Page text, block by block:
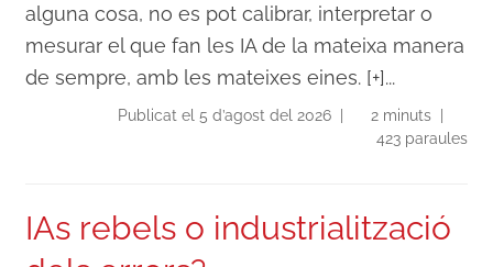
alguna cosa, no es pot calibrar, interpretar o
mesurar el que fan les IA de la mateixa manera
de sempre, amb les mateixes eines. [+]...
Publicat el 5 d’agost del 2026 |
2 minuts |
423 paraules
IAs rebels o industrialització